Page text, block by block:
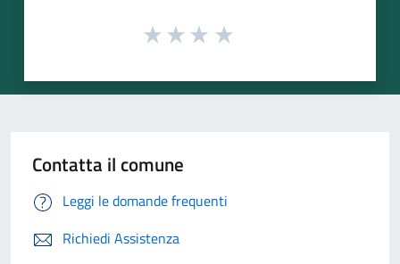
Contatta il comune
Leggi le domande frequenti
Richiedi Assistenza